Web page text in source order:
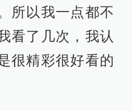
所以我一点都不
看了几次，我认
很精彩很好看的